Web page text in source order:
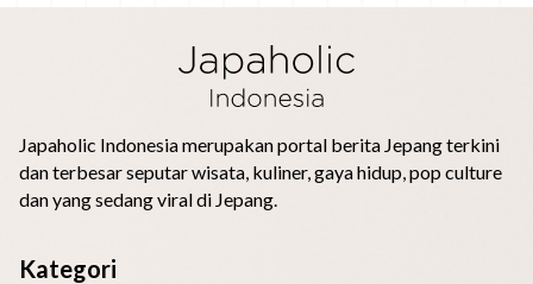
Japaholic Indonesia merupakan portal berita Jepang terkini
dan terbesar seputar wisata, kuliner, gaya hidup, pop culture
dan yang sedang viral di Jepang.
Kategori